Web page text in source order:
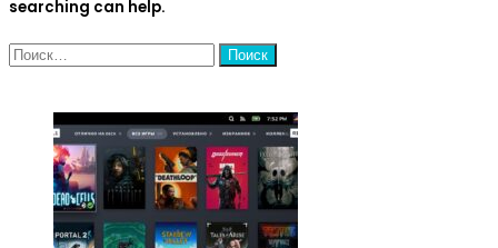
searching can help.
Найти: